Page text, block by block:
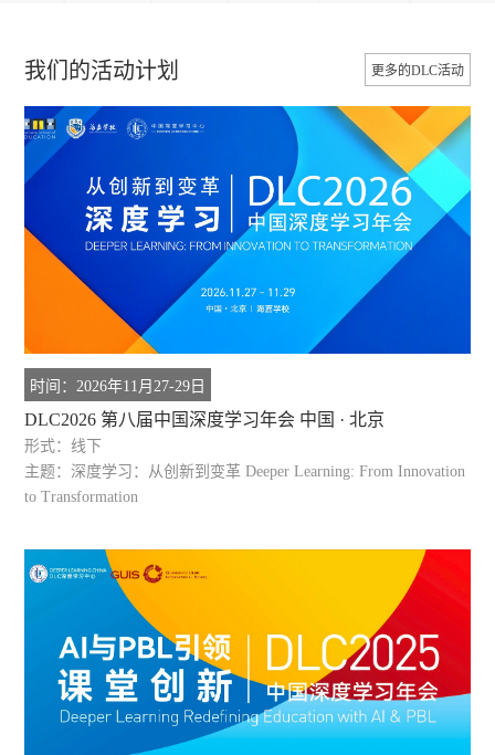
我们的活动计划 更多的DLC活动
时间：2026年11月27-29日
DLC2026 第八届中国深度学习年会 中国 · 北京
形式：线下
主题：深度学习：从创新到变革 Deeper Learning: From Innovation
to Transformation